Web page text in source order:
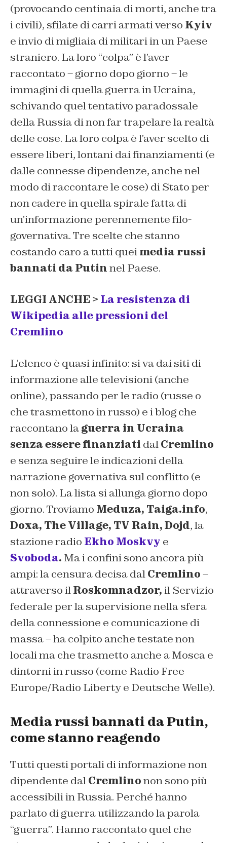
(provocando centinaia di morti, anche tra
i civili), sfilate di carri armati verso Kyiv
e invio di migliaia di militari in un Paese
straniero. La loro “colpa” è l’aver
raccontato – giorno dopo giorno – le
immagini di quella guerra in Ucraina,
schivando quel tentativo paradossale
della Russia di non far trapelare la realtà
delle cose. La loro colpa è l’aver scelto di
essere liberi, lontani dai finanziamenti (e
dalle connesse dipendenze, anche nel
modo di raccontare le cose) di Stato per
non cadere in quella spirale fatta di
un’informazione perennemente filo-
governativa. Tre scelte che stanno
costando caro a tutti queimedia russi
bannati da Putinnel Paese.
LEGGI ANCHE > La resistenza di
Wikipedia alle pressioni del
Cremlino
L’elenco è quasi infinito: si va dai siti di
informazione alle televisioni (anche
online), passando per le radio (russe o
che trasmettono in russo) e i blog che
raccontano laguerra in Ucraina
senza essere finanziati dalCremlino
e senza seguire le indicazioni della
narrazione governativa sul conflitto (e
non solo). La lista si allunga giorno dopo
giorno. Troviamo Meduza, Taiga.info,
Doxa, The Village, TV Rain, Dojd,la
stazione radio Ekho Moskvy e
Svoboda. Ma i confini sono ancora più
ampi: la censura decisa dalCremlino–
attraverso ilRoskomnadzor,il Servizio
federale per la supervisione nella sfera
della connessione e comunicazione di
massa – ha colpito anche testate non
locali ma che trasmetto anche a Mosca e
dintorni in russo (come Radio Free
Europe/Radio Liberty e Deutsche Welle).
Media russi bannati da Putin,
come stanno reagendo
Tutti questi portali di informazione non
dipendente dalCremlinonon sono più
accessibili in Russia. Perché hanno
parlato di guerra utilizzando la parola
“guerra”. Hanno raccontato quel che